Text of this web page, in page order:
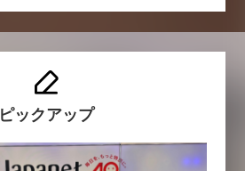
ピックアップ